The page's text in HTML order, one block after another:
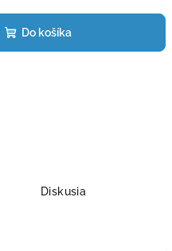
Do košíka
Diskusia